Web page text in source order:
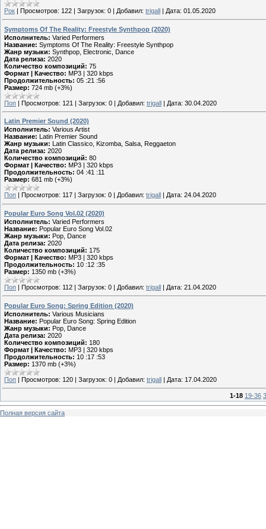
Рок | Просмотров: 122 | Загрузок: 0 | Добавил: trigall | Дата: 01.05.2020
Symptoms Of The Reality: Freestyle Synthpop (2020)
Исполнитель: Varied Performers
Название: Symptoms Of The Reality: Freestyle Synthpop
Жанр музыки: Synthpop, Electronic, Dance
Дата релиза: 2020
Количество композиций: 75
Формат | Качество: MP3 | 320 kbps
Продолжительность: 05 :21 :56
Размер: 724 mb (+3%)
Поп | Просмотров: 121 | Загрузок: 0 | Добавил: trigall | Дата: 30.04.2020
Latin Premier Sound (2020)
Исполнитель: Various Artist
Название: Latin Premier Sound
Жанр музыки: Latin Classico, Kizomba, Salsa, Reggaeton
Дата релиза: 2020
Количество композиций: 80
Формат | Качество: MP3 | 320 kbps
Продолжительность: 04 :41 :11
Размер: 681 mb (+3%)
Поп Просмотров: 117 Загрузок: 0 Добавил: trigall Дата: 24.04.2020
Popular Euro Song Vol.02 (2020)
Исполнитель: Varied Performers
Название: Popular Euro Song Vol.02
Жанр музыки: Pop, Dance
Дата релиза: 2020
Количество композиций: 175
Формат | Качество: MP3 | 320 kbps
Продолжительность: 10 :12 :35
Размер: 1350 mb (+3%)
Поп | Просмотров: 112 | Загрузок: 0 | Добавил: trigall | Дата: 21.04.2020
Popular Euro Song: Spring Edition (2020)
Исполнитель: Various Musicians
Название: Popular Euro Song: Spring Edition
Жанр музыки: Pop, Dance
Дата релиза: 2020
Количество композиций: 180
Формат | Качество: MP3 | 320 kbps
Продолжительность: 10 :17 :53
Размер: 1370 mb (+3%)
Поп | Просмотров: 120 | Загрузок: 0 | Добавил: trigall | Дата: 17.04.2020
1-18 19-36
Полная версия сайта